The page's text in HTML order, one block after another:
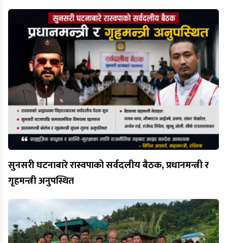
सुनसरी घटनाबारे रास्वपाको सर्वदलीय बैठक, प्रधानमन्त्री र
गृहमन्त्री अनुपस्थित